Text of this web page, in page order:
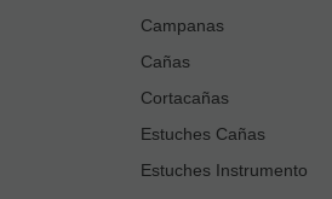
Campanas
Cañas
Cortacañas
Estuches Cañas
Estuches Instrumento